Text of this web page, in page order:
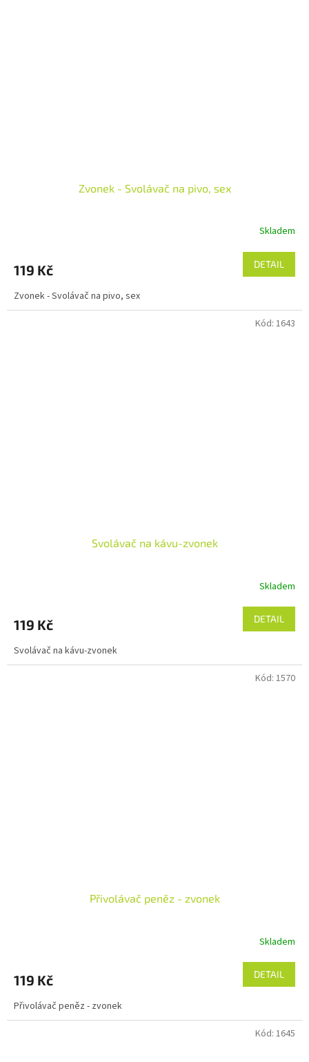
Zvonek - Svolávač na pivo, sex
Skladem
119 Kč DETAIL
Zvonek - Svolávač na pivo, sex
Svolávač na kávu-zvonek
Skladem
119 Kč DETAIL
Svolávač na kávu-zvonek
Kód: 1643
Přivolávač peněz - zvonek
Skladem
119 Kč DETAIL
Přivolávač peněz - zvonek
Kód: 1570
Kód: 1645